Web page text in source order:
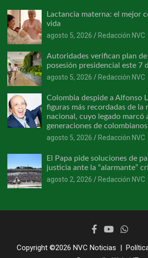
Lactancia materna: el mejor
vida
agosto 5, 2026
Redacción NVC
Autoridades verifican plan
posesión presidencial este 7
agosto 5, 2026
Redacción NVC
Colombia despide a Alfonso
figuras más recordadas de la
nacional, cuyo legado marcó
generaciones de
agosto 5, 2026
Redacción NVC
El Papa pide soluciones de
justicia ante la “alarmante”
agosto 2, 2026
Redacción NVC
Copyright ©2026 NVC Noticias